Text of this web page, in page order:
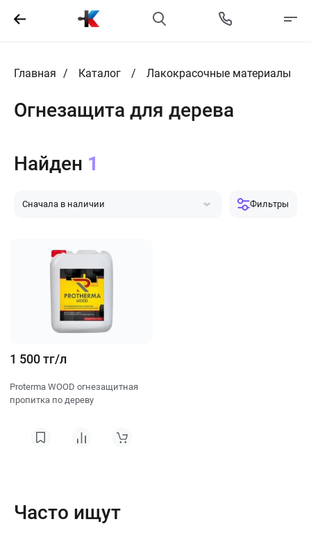
Главная Каталог Лакокрасочные материалы
Огнезащита для дерева
Сначала в наличии
Фильтры
Найден 1
1 500 тг/л
Proterma WOOD огнезащитная
пропитка по дереву
Часто ищут